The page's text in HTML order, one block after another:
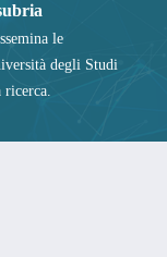
le
degli Studi
ricerca.